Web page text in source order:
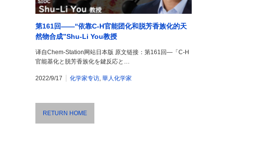
第161回——“依靠C-H官能团化和脱芳香族化的天
然物合成”Shu-Li You教授
译自Chem-Station网站日本版 原文链接：第161回―「C-H
官能基化と脱芳香族化を鍵反応と…
2022/9/17 化学家专访, 華人化学家
RETURN HOME